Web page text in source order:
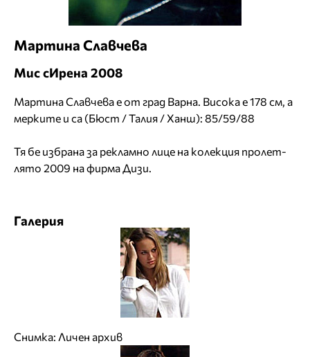
Мартина Славчева
Мис сИрена 2008
Мартина Славчева е от град Варна. Висока е 178 см, а
мерките и са (Бюст / Талия / Ханш): 85/59/88
Тя бе избрана за рекламно лице на колекция пролет-
лято 2009 на фирма Дизи.
Галерия
Снимка: Личен архив